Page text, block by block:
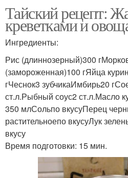
Тайский рецепт:
креветками и
Ингредиенты:
Рис (длиннозерный)300
(замороженная)100 гЯйца
гЧеснок3 зубчикаИмбирь20
ст.л.Рыбный соус2 ст.л.Масло
350 млСольпо вкусуПерец
растительноепо вкусуЛук
вкусу
Время подготовки: 15 мин.